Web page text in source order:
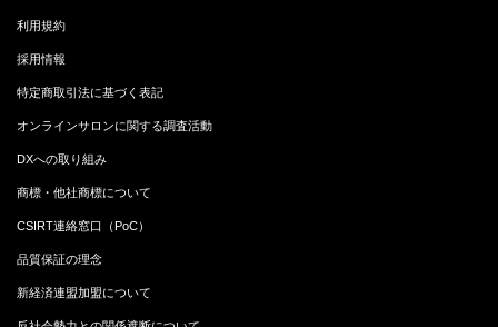
利用規約
採用情報
特定商取引法に基づく表記
オンラインサロンに関する調査活動
DXへの取り組み
商標・他社商標について
CSIRT連絡窓口（PoC）
品質保証の理念
新経済連盟加盟について